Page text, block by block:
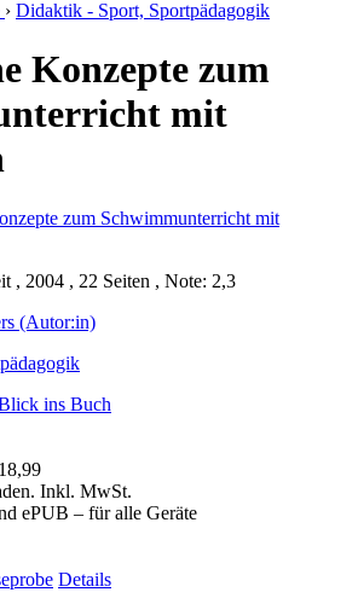
› Didaktik - Sport, Sportpädagogik
Konzepte zum
mit
, 2004 , 22 Seiten , Note: 2,3
(Autor:in)
ins Buch
Inkl. MwSt.
ePUB – für alle Geräte
Details